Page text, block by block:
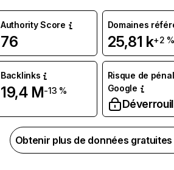
Authority Score
76
Domaines
25,81 k+2
Backlinks
19,4 M-13 %
Risque de
Google
Obtenir plus de données